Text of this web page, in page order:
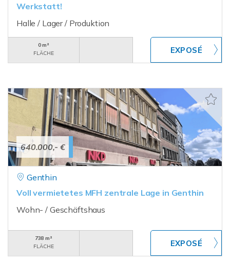
Werkstatt!
Halle / Lager / Produktion
0 m²
FLÄCHE
640.000,- €
Genthin
Voll vermietetes MFH zentrale Lage in Genthin
Wohn- / Geschäftshaus
738 m²
FLÄCHE